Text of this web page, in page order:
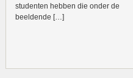
studenten hebben die onder de
beeldende […]